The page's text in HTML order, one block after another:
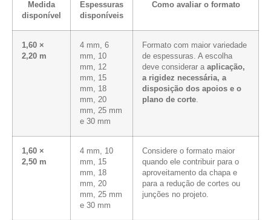
Medida
disponível
Espessuras
disponíveis
Como avaliar o formato
1,60 ×
2,20 m
4 mm, 6
mm, 10
mm, 12
mm, 15
mm, 18
mm, 20
mm, 25 mm
e 30 mm
Formato com maior variedade
de espessuras. A escolha
deve considerar a aplicação,
a rigidez necessária, a
disposição dos apoios e o
plano de corte.
1,60 ×
2,50 m
4 mm, 10
mm, 15
mm, 18
mm, 20
mm, 25 mm
e 30 mm
Considere o formato maior
quando ele contribuir para o
aproveitamento da chapa e
para a redução de cortes ou
junções no projeto.